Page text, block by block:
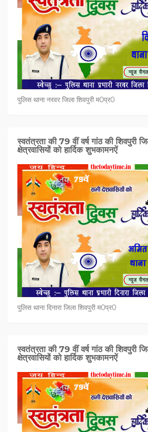
पुलिस थाना नरवर जिला शिवपुरी म0प्र0
स्वतंत्रता की 79 वीं वर्ष गांठ की शिवपुरी
क्षेत्रवासियों को हार्दिक शुभकामनऐं
पुलिस थाना दिनारा जिला शिवपुरी म0प्र0
स्वतंत्रता की 79 वीं वर्ष गांठ की शिवपुरी
क्षेत्रवासियों को हार्दिक शुभकामनऐं